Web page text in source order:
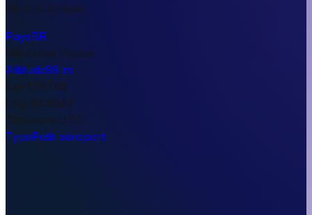
99 m d'altitude.
PaysBR
VilleNova Viçosa
Altitude99 m
Lat-17.8746
Lng-39.9042
TimezoneUTC
TypePetit aéroport